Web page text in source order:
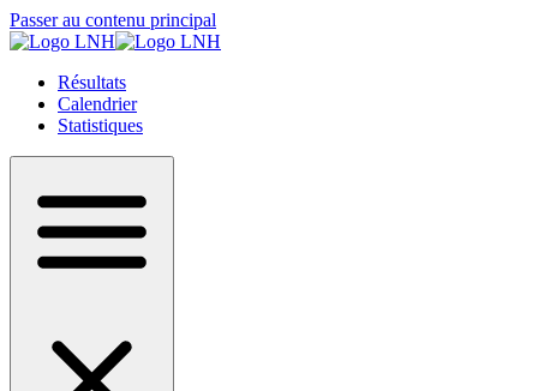
Passer au contenu principal
Résultats
Calendrier
Statistiques